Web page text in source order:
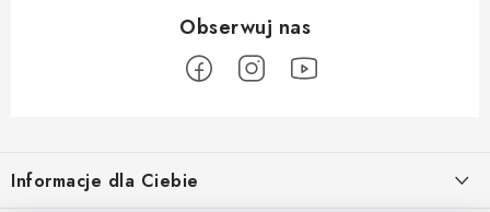
oInformacje dla Ciebie